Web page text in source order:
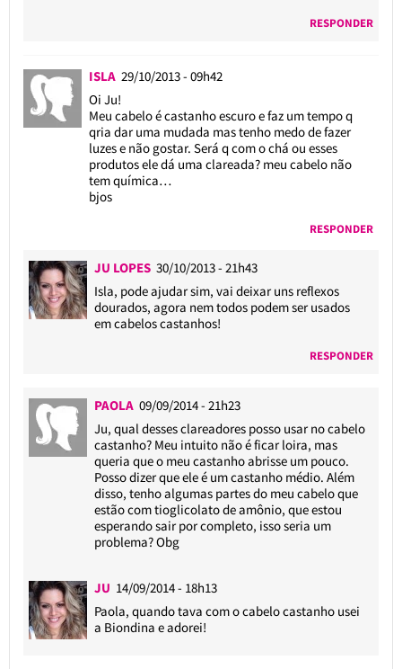
RESPONDER
ISLA 29/10/2013 - 09h42
Oi Ju!
Meu cabelo é castanho escuro e faz um tempo q
qria dar uma mudada mas tenho medo de fazer
luzes e não gostar. Será q com o chá ou esses
produtos ele dá uma clareada? meu cabelo não
tem química…
bjos
RESPONDER
JU LOPES 30/10/2013 - 21h43
Isla, pode ajudar sim, vai deixar uns reflexos
dourados, agora nem todos podem ser usados
em cabelos castanhos!
RESPONDER
PAOLA09/09/2014 - 21h23
Ju, qual desses clareadores posso usar no cabelo
castanho? Meu intuito não é ficar loira, mas
queria que o meu castanho abrisse um pouco.
Posso dizer que ele é um castanho médio. Além
disso, tenho algumas partes do meu cabelo que
estão com tioglicolato de amônio, que estou
esperando sair por completo, isso seria um
problema? Obg
JU 14/09/2014 - 18h13
Paola, quando tava com o cabelo castanho usei
a Biondina e adorei!